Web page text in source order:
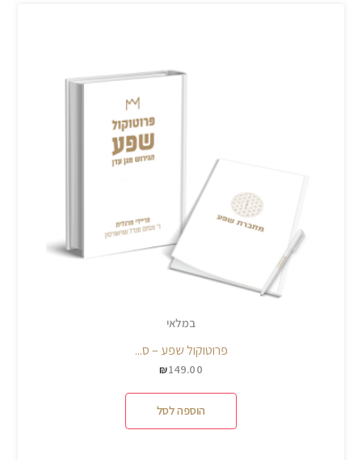
במלאי
פרוטוקול שפע – ס...
₪149.00
הוספה לסל